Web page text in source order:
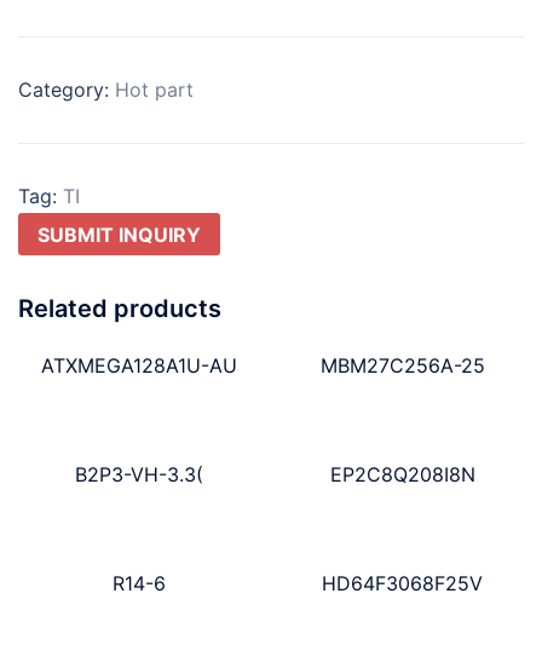
Category: Hot part
Tag: TI
SUBMIT INQUIRY
Related products
ATXMEGA128A1U-AU MBM27C256A-25
B2P3-VH-3.3( EP2C8Q208I8N
R14-6 HD64F3068F25V